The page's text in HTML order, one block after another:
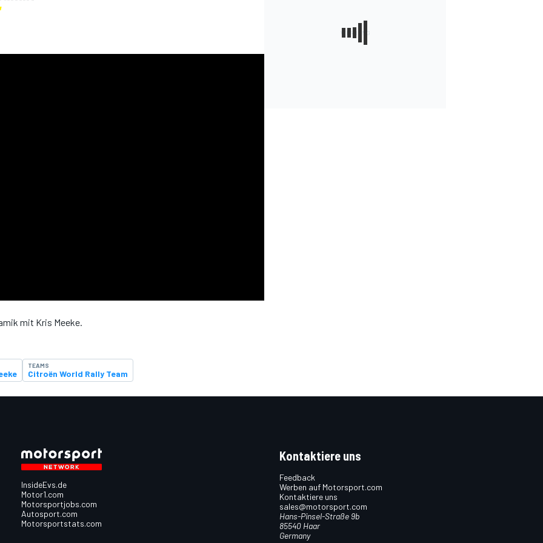
mit Kris Meeke.
TEAMS
Citroën World Rally Team
InsideEvs.de
Motor1.com
Motorsportjobs.com
Autosport.com
Motorsportstats.com
Kontaktiere uns
Feedback
Werben auf Motorsport.com
Kontaktiere uns
sales@motorsport.com
Hans-Pinsel-Straße 9b
85540 Haar
Germany